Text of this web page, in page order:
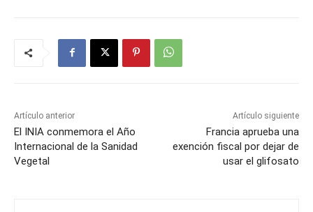
Artículo anterior
El INIA conmemora el Año
Internacional de la Sanidad
Vegetal
Artículo siguiente
Francia aprueba una
exención fiscal por dejar de
usar el glifosato